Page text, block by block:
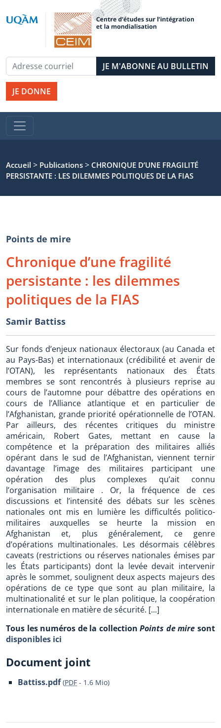
JE DONNE
Accueil > Publications > CHRONIQUE D’UNE FRAGILITÉ
PERSISTANTE : LES DILEMMES POLITIQUES DE LA FIAS
Points de mire
Chronique d’une fragilité
persistante : les dilemmes
politiques de la FIAS
Samir Battiss
Sur fonds d’enjeux nationaux électoraux (au Canada et
au Pays-Bas) et internationaux (crédibilité et avenir de
l’OTAN), les représentants nationaux des États
membres se sont rencontrés à plusieurs reprise au
cours de l’automne pour débattre des opérations en
cours de l’Alliance atlantique et en particulier de
l’Afghanistan, grande priorité opérationnelle de l’OTAN.
Par ailleurs, des récentes critiques du ministre
américain, Robert Gates, mettant en cause la
compétence et la préparation des militaires alliés
opérant dans le sud de l’Afghanistan, viennent ternir
davantage l’image des militaires participant une
opération des plus complexes qu’ait connu
l’organisation militaire . Or, la fréquence de ces
discussions et l’intensité des débats sur les scènes
nationales ont mis en lumière les difficultés politico-
militaires auxquelles se heurte la mission en
Afghanistan et, plus généralement, ce genre
d’opérations multinationales. Les désormais célèbres
caveats (restrictions ou réserves nationales émises par
les États participants) dont la levée devait intervenir
après le sommet, soulignent deux aspects majeurs des
opérations de ce type que sont au plan militaire, la
multinationalité et sur le plan politique, la coopération
internationale en matière de sécurité. [...]
Tous les numéros de la collectionPoints de mire sont
disponibles ici
Document joint
Battiss.pdf (PDF - 1.6 Mio)